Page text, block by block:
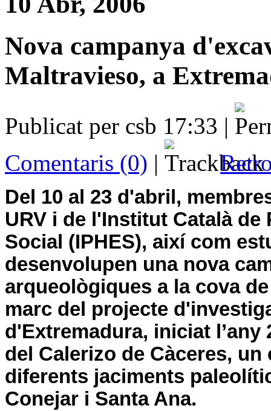
Nova campanya
Maltravieso, a
Publicat per csb 17:33 |
Comentaris (0) |
Del 10 al 23 d'abril,
URV i de l'Institut Català de
Social (IPHES), així com
desenvolupen una nova
arqueològiques a la cova
marc del projecte
d'Extremadura, iniciat
del Calerizo de Càceres,
diferents jaciments
Conejar i Santa Ana.